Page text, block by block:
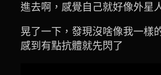
進去啊，感覺自己就好像外星
晃了一下，發現沒啥像我一樣
感到有點抗體就先閃了